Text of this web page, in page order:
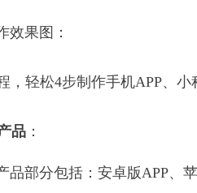
效果图：
品 ：
品部分包括：安卓版APP、